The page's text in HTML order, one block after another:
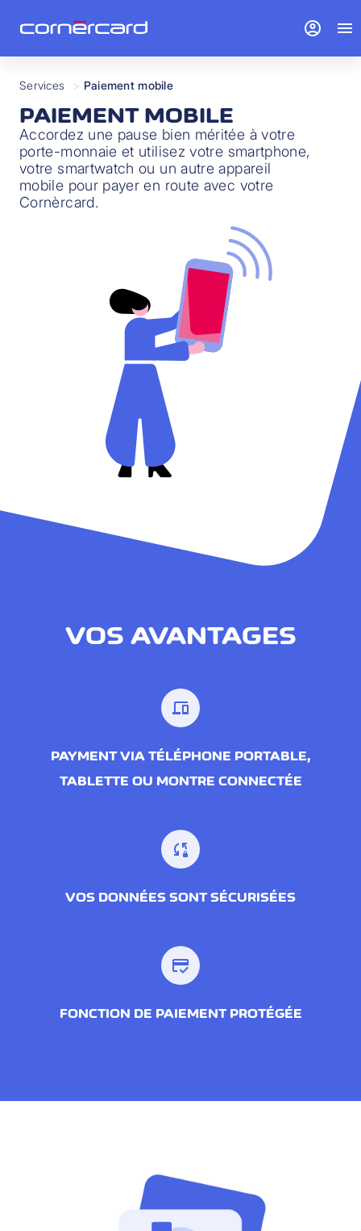
Services > Paiement mobile
PAIEMENT MOBILE
Accordez une pause bien méritée à votre
porte-monnaie et utilisez votre smartphone,
votre smartwatch ou un autre appareil
mobile pour payer en route avec votre
Cornèrcard.
VOS AVANTAGES
devices
PAYMENT VIA TÉLÉPHONE PORTABLE,
TABLETTE OU MONTRE CONNECTÉE
sync_lock
VOS DONNÉES SONT SÉCURISÉES
credit_score
FONCTION DE PAIEMENT PROTÉGÉE
account_circle menu